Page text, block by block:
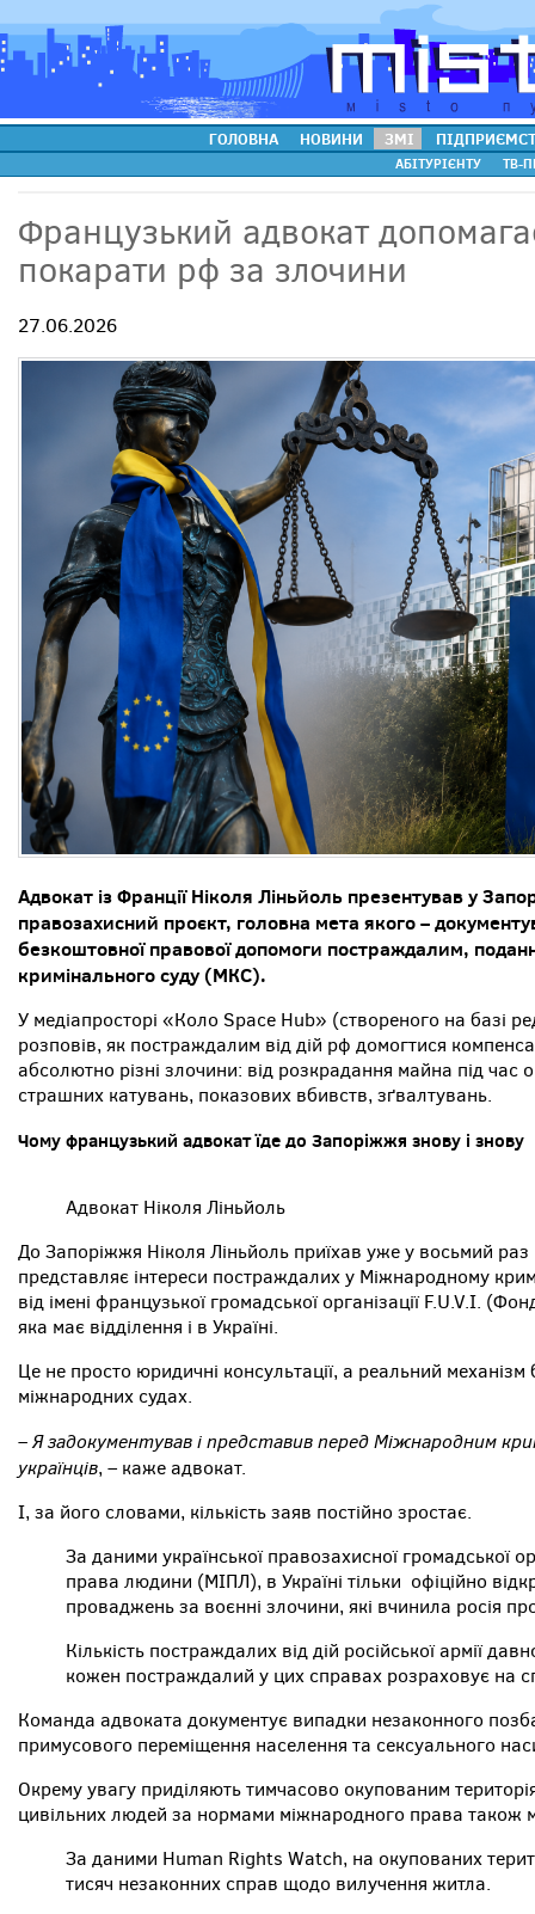
ГОЛОВНА НОВИНИ ЗМІ
АБІТУРІЄНТУ ТВ-
Французький адвокат
покарати рф за злочини
27.06.2026
Адвокат із Франції Ніколя Ліньйоль презентував у
правозахисний проєкт, головна мета якого –
безкоштовної правової допомоги постраждалим,
кримінального суду (МКС).
У медіапросторі «Коло Space Hub» (створеного на базі
розповів, як постраждалим від дій рф домогтися
абсолютно різні злочини: від розкрадання майна під час
страшних катувань, показових вбивств, зґвалтувань.
Чому французький адвокат їде до Запоріжжя знову і знову
Адвокат Ніколя Ліньйоль
До Запоріжжя Ніколя Ліньйоль приїхав уже у восьмий раз
представляє інтереси постраждалих у Міжнародному
від імені французької громадської організації F.U.V.I.
яка має відділення і в Україні.
Це не просто юридичні консультації, а реальний
міжнародних судах.
– Я задокументував і представив перед Міжнародним
українців, – каже адвокат.
І, за його словами, кількість заяв постійно зростає.
За даними української правозахисної громадської
права людини (МІПЛ), в Україні тільки офіційно
проваджень за воєнні злочини, які вчинила росія
Кількість постраждалих від дій російської армії
кожен постраждалий у цих справах розраховує на
Команда адвоката документує випадки незаконного
примусового переміщення населення та сексуального
Окрему увагу приділяють тимчасово окупованим
цивільних людей за нормами міжнародного права також
За даними Human Rights Watch, на окупованих
тисяч незаконних справ щодо вилучення житла.